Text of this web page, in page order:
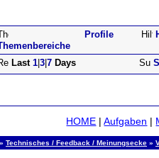
Profile
Last 1 3 7 Days
HOME |Aufgaben |
» Technisches / Feedback / Meinungsecke »